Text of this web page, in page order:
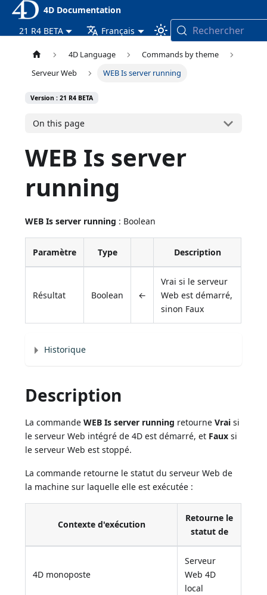
4D Documentation
21 R4 BETA
Français Rechercher
4D Language
Commands by theme
Serveur Web
WEB Is server running
Version : 21 R4 BETA
On this page
WEB Is server
running
WEB Is server running : Boolean
Paramètre Type Description
Résultat Boolean ←
Vrai si le serveur
Web est démarré,
sinon Faux
Historique
Description
La commandeWEB Is server running retourneVrai si
le serveur Web intégré de 4D est démarré, et Faux si
le serveur Web est stoppé.
La commande retourne le statut du serveur Web de
la machine sur laquelle elle est exécutée :
Contexte d'exécution
Retourne le
statut de
4D monoposte
Serveur
Web 4D
local